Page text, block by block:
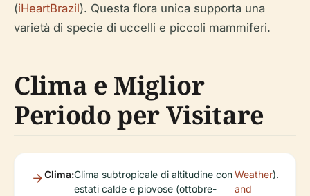
(iHeartBrazil). Questa flora unica supporta una
varietà di specie di uccelli e piccoli mammiferi.
Clima e Miglior
Periodo per Visitare
Clima:Clima subtropicale di altitudine con
estati calde e piovose (ottobre-
Weather
and
).